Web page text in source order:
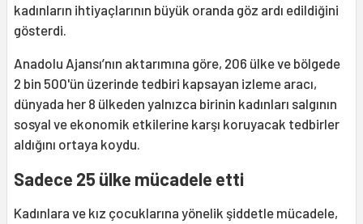
kadınların ihtiyaçlarının büyük oranda göz ardı edildiğini
gösterdi.
Anadolu Ajansı’nın aktarımına göre, 206 ülke ve bölgede
2 bin 500'ün üzerinde tedbiri kapsayan izleme aracı,
dünyada her 8 ülkeden yalnızca birinin kadınları salgının
sosyal ve ekonomik etkilerine karşı koruyacak tedbirler
aldığını ortaya koydu.
Sadece 25 ülke mücadele etti
Kadınlara ve kız çocuklarına yönelik şiddetle mücadele,